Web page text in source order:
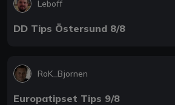
Leboff
DD Tips Östersund 8/8
RoK_Bjornen
Europatipset Tips 9/8